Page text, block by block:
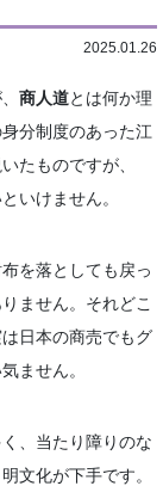
2025.01.26
商人道とは何か理
分制度のあった江
たものですが、
いけません。
を落としても戻っ
ません。それどこ
日本の商売でもグ
ません。
、当たり障りのな
文化が下手です。